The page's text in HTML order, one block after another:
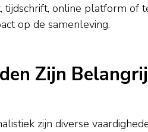
tijdschrift, online platform of
op de samenleving.
Zijn
zijn diverse